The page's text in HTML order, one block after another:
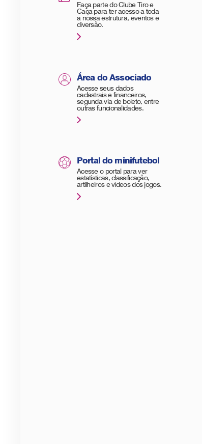
Faça parte do Clube Tiro e
Caça para ter acesso a toda
a nossa estrutura, eventos e
diversão.
Área do Associado
Acesse seus dados
cadastrais e financeiros,
segunda via de boleto, entre
outras funcionalidades.
Portal do minifutebol
Acesse o portal para ver
estatísticas, classificação,
artilheiros e vídeos dos jogos.